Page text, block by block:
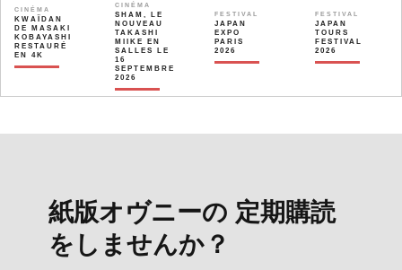
CINÉMA
KWAÏDAN
DE MASAKI
KOBAYASHI
RESTAURÉ
EN 4K
CINÉMA
SHAM, LE
NOUVEAU
TAKASHI
MIIKE EN
SALLES LE
16
SEPTEMBRE
2026
FESTIVAL
JAPAN
EXPO
PARIS
2026
FESTIVAL
JAPAN
TOURS
FESTIVAL
2026
紙版オヴニーの 定期購読
をしませんか？